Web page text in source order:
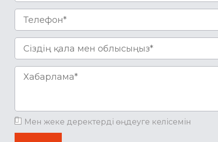
Мен жеке деректерді өңдеуге келісемін